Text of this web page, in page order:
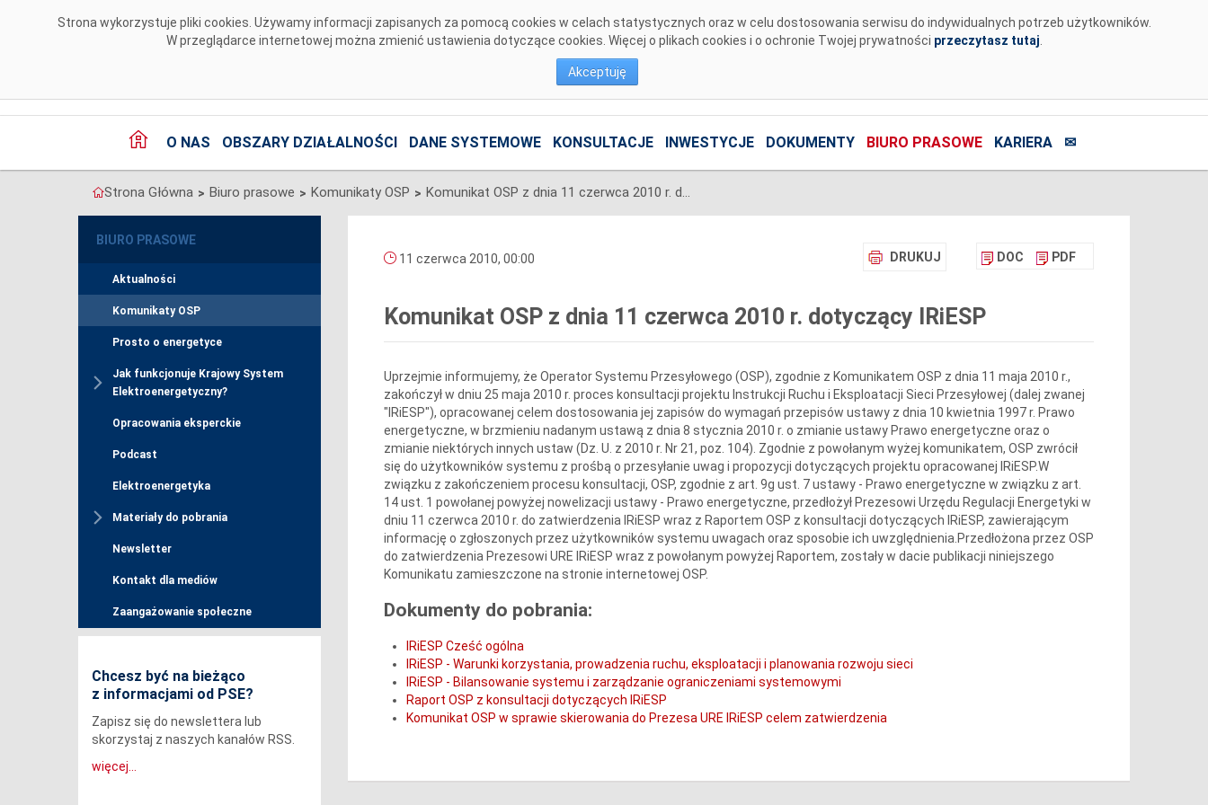
Strona wykorzystuje pliki cookies. Używamy informacji zapisanych za pomocą cookies w celach statystycznych oraz w celu dostosowania serwisu do indywidualnych potrzeb użytkowników.
W przeglądarce internetowej można zmienić ustawienia dotyczące cookies. Więcej o plikach cookies i o ochronie Twojej prywatności przeczytasz tutaj
Akceptuję
O NAS OBSZARY DZIAŁALNOŚCI DANE SYSTEMOWE KONSULTACJE INWESTYCJE DOKUMENTY BIURO PRASOWE KARIERA ✉
Strona Główna > Biuro prasowe > Komunikaty OSP > Komunikat OSP z dnia 11 czerwca 2010 r. dotyczący IRiESP
BIURO PRASOWE
Aktualności
Komunikaty OSP
Prosto o energetyce
Jak funkcjonuje Krajowy System
Elektroenergetyczny?
Opracowania eksperckie
Podcast
Elektroenergetyka
Materiały do pobrania
Newsletter
Kontakt dla mediów
Zaangażowanie społeczne
Chcesz być na bieżąco
z informacjami od PSE?
Zapisz się do newslettera lub
skorzystaj z naszych kanałów RSS.
więcej...
DRUKUJ DOC PDF
11 czerwca 2010, 00:00
Komunikat OSP z dnia 11 czerwca 2010 r. dotyczący IRiESP
Uprzejmie informujemy, że Operator Systemu Przesyłowego (OSP), zgodnie z Komunikatem OSP z dnia 11 maja 2010 r.,
zakończył w dniu 25 maja 2010 r. proces konsultacji projektu Instrukcji Ruchu i Eksploatacji Sieci Przesyłowej (dalej zwanej
"IRiESP"), opracowanej celem dostosowania jej zapisów do wymagań przepisów ustawy z dnia 10 kwietnia 1997 r. Prawo
energetyczne, w brzmieniu nadanym ustawą z dnia 8 stycznia 2010 r. o zmianie ustawy Prawo energetyczne oraz o
zmianie niektórych innych ustaw (Dz. U. z 2010 r. Nr 21, poz. 104). Zgodnie z powołanym wyżej komunikatem, OSP zwrócił
się do użytkowników systemu z prośbą o przesyłanie uwag i propozycji dotyczących projektu opracowanej IRiESP.W
związku z zakończeniem procesu konsultacji, OSP, zgodnie z art. 9g ust. 7 ustawy - Prawo energetyczne w związku z art.
14 ust. 1 powołanej powyżej nowelizacji ustawy - Prawo energetyczne, przedłożył Prezesowi Urzędu Regulacji Energetyki w
dniu 11 czerwca 2010 r. do zatwierdzenia IRiESP wraz z Raportem OSP z konsultacji dotyczących IRiESP, zawierającym
informację o zgłoszonych przez użytkowników systemu uwagach oraz sposobie ich uwzględnienia.Przedłożona przez OSP
do zatwierdzenia Prezesowi URE IRiESP wraz z powołanym powyżej Raportem, zostały w dacie publikacji niniejszego
Komunikatu zamieszczone na stronie internetowej OSP.
Dokumenty do pobrania:
IRiESP Cześć ogólna
IRiESP - Warunki korzystania, prowadzenia ruchu, eksploatacji i planowania rozwoju sieci
IRiESP - Bilansowanie systemu i zarządzanie ograniczeniami systemowymi
Raport OSP z konsultacji dotyczących IRiESP
Komunikat OSP w sprawie skierowania do Prezesa URE IRiESP celem zatwierdzenia